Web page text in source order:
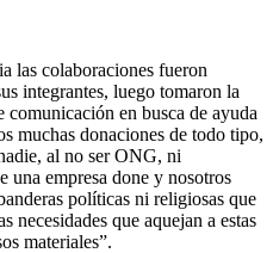
las colaboraciones fueron
integrantes, luego tomaron la
en busca de ayuda
muchas donaciones de todo tipo,
al no ser ONG, ni
una empresa done y nosotros
políticas ni religiosas que
necesidades que aquejan a estas
materiales”.